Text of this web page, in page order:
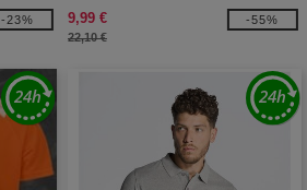
-23%
9,99 €
22,10 €
-55%